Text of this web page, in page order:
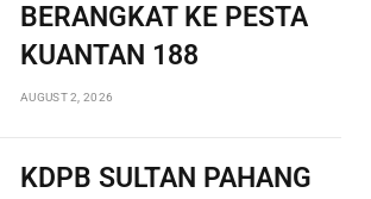
BERANGKAT KE PESTA
KUANTAN 188
AUGUST 2, 2026
KDPB SULTAN PAHANG